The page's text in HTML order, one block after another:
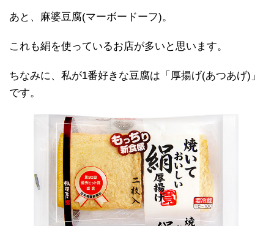
あと、麻婆豆腐(マーボードーフ)。
これも絹を使っているお店が多いと思います。
ちなみに、私が1番好きな豆腐は「厚揚げ(あつあげ)」
です。